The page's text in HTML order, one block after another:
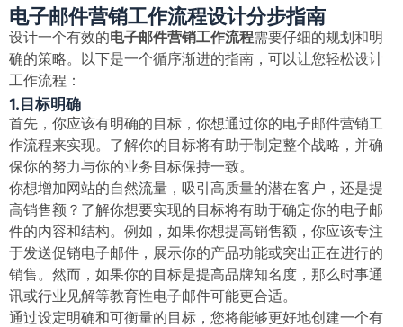
电子邮件营销工作流程设计分步指南
设计一个有效的电子邮件营销工作流程需要仔细的规划和明
确的策略。以下是一个循序渐进的指南，可以让您轻松设计
工作流程：
1.目标明确
首先，你应该有明确的目标，你想通过你的电子邮件营销工
作流程来实现。了解你的目标将有助于制定整个战略，并确
保你的努力与你的业务目标保持一致。
你想增加网站的自然流量，吸引高质量的潜在客户，还是提
高销售额？了解你想要实现的目标将有助于确定你的电子邮
件的内容和结构。例如，如果你想提高销售额，你应该专注
于发送促销电子邮件，展示你的产品功能或突出正在进行的
销售。然而，如果你的目标是提高品牌知名度，那么时事通
讯或行业见解等教育性电子邮件可能更合适。
通过设定明确和可衡量的目标，您将能够更好地创建一个有